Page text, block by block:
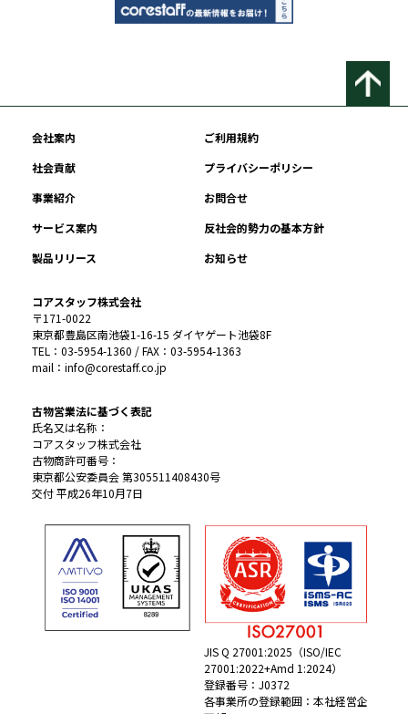
会社案内
ご利用規約
社会貢献
プライバシーポリシー
事業紹介
お問合せ
サービス案内
反社会的勢力の基本方針
製品リリース
お知らせ
コアスタッフ株式会社
〒171-0022
東京都豊島区南池袋1-16-15 ダイヤゲート池袋8F
TEL：03-5954-1360 / FAX：03-5954-1363
mail：info@corestaff.co.jp
古物営業法に基づく表記
氏名又は名称：
コアスタッフ株式会社
古物商許可番号：
東京都公安委員会 第305511408430号
交付 平成26年10月7日
JIS Q 27001:2025（ISO/IEC
27001:2022+Amd 1:2024）
登録番号：J0372
各事業所の登録範囲：本社経営企